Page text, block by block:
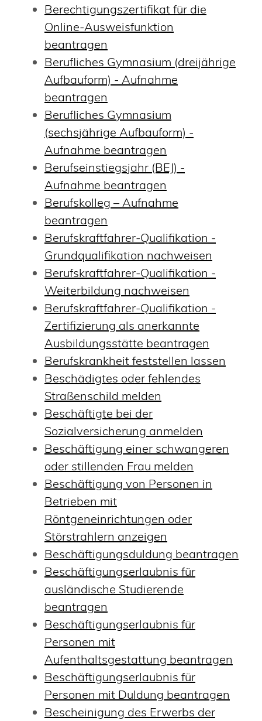
Berechtigungszertifikat für die
Online-Ausweisfunktion
beantragen
Berufliches Gymnasium (dreijährige
Aufbauform) - Aufnahme
beantragen
Berufliches Gymnasium
(sechsjährige Aufbauform) -
Aufnahme beantragen
Berufseinstiegsjahr (BEJ) -
Aufnahme beantragen
Berufskolleg – Aufnahme
beantragen
Berufskraftfahrer-Qualifikation -
Grundqualifikation nachweisen
Berufskraftfahrer-Qualifikation -
Weiterbildung nachweisen
Berufskraftfahrer-Qualifikation -
Zertifizierung als anerkannte
Ausbildungsstätte beantragen
Berufskrankheit feststellen lassen
Beschädigtes oder fehlendes
Straßenschild melden
Beschäftigte bei der
Sozialversicherung anmelden
Beschäftigung einer schwangeren
oder stillenden Frau melden
Beschäftigung von Personen in
Betrieben mit
Röntgeneinrichtungen oder
Störstrahlern anzeigen
Beschäftigungsduldung beantragen
Beschäftigungserlaubnis für
ausländische Studierende
beantragen
Beschäftigungserlaubnis für
Personen mit
Aufenthaltsgestattung beantragen
Beschäftigungserlaubnis für
Personen mit Duldung beantragen
Bescheinigung des Erwerbs der